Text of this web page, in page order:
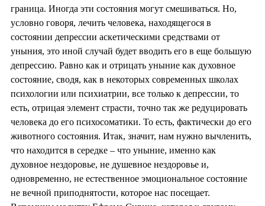
граница. Иногда эти состояния могут смешиваться. Но,
условно говоря, лечить человека, находящегося в
состоянии депрессии аскетическими средствами от
уныния, это иной случай будет вводить его в еще большую
депрессию. Равно как и отрицать уныние как духовное
состояние, сводя, как в некоторых современных школах
психологии или психиатрии, все только к депрессии, то
есть, отрицая элемент страсти, точно так же редуцировать
человека до его психосоматики. То есть, фактически до его
животного состояния. Итак, значит, нам нужно вычленить,
что находится в середке – что уныние, именно как
духовное нездоровье, не душевное нездоровье и,
одновременно, не естественное эмоциональное состояние
не вечной приподнятости, которое нас посещает.